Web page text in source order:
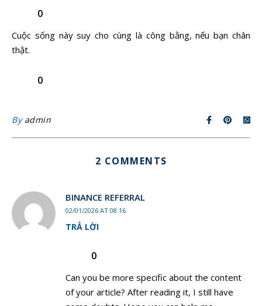
0
Cuộc sống này suy cho cùng là công bằng, nếu bạn chân
thật.
0
By admin
2 COMMENTS
BINANCE REFERRAL
02/01/2026 AT 08:16
TRẢ LỜI
0
Can you be more specific about the content
of your article? After reading it, I still have